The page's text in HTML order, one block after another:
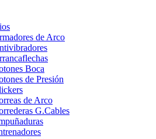
de Arco
Boca
de Presión
de Arco
G.Cables